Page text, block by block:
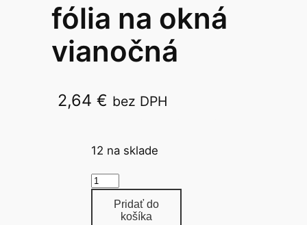
fólia na okná
vianočná
2,64€ bez DPH
12 na sklade
m
Pridať do
košíka